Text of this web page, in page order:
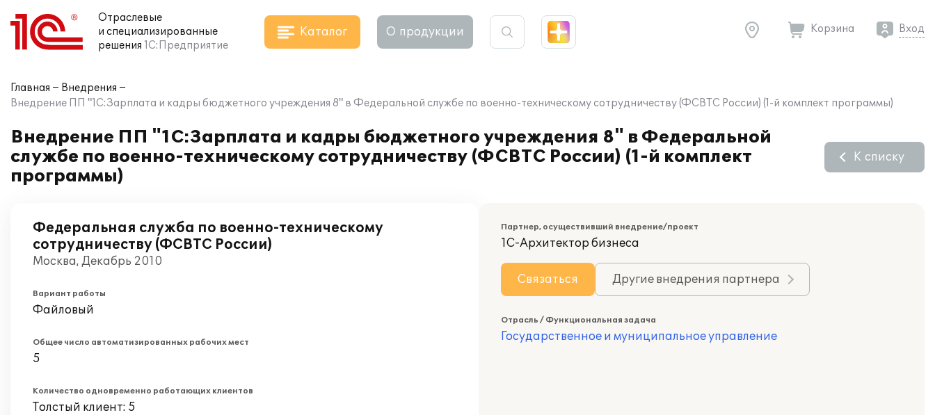
Отраслевые
и специализированные
решения 1С:Предприятие
Каталог О продукции Корзина Вход
Главная
Внедрения
Внедрение ПП "1С:Зарплата и кадры бюджетного учреждения 8" в Федеральной службе по военно-техническому сотрудничеству (ФСВТС России) (1-й комплект программы)
Внедрение ПП "1С:Зарплата и кадры бюджетного учреждения 8" в Федеральной
службе по военно-техническому сотрудничеству (ФСВТС России) (1-й комплект
программы)
К списку
Федеральная служба по военно-техническому
сотрудничеству (ФСВТС России)
Москва, Декабрь 2010
Вариант работы
Файловый
Общее число автоматизированных рабочих мест
5
Количество одновременно работающих клиентов
Толстый клиент: 5
Партнер, осуществивший внедрение/проект
1С-Архитектор бизнеса
Связаться Другие внедрения партнера
Отрасль / Функциональная задача
Государственное и муниципальное управление